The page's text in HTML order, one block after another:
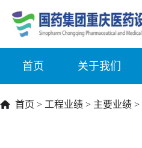
首页 关于我们
首页 > 工程业绩 > 主要业绩 >